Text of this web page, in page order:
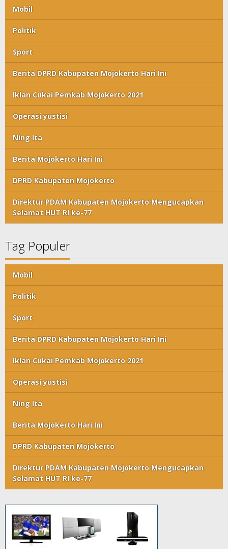
Mobil
Politik
Sport
Berita DPRD Kabupaten Mojokerto Hari Ini
Iklan Cukai Pemkab Mojokerto 2021
Operasi yustisi
Ning Ita
Berita Mojokerto Hari Ini
DPRD Kabupaten Mojokerto
Direktur PDAM Kabupaten Mojokerto Mengucapkan
Selamat HUT RI ke-77
Tag Populer
Mobil
Politik
Sport
Berita DPRD Kabupaten Mojokerto Hari Ini
Iklan Cukai Pemkab Mojokerto 2021
Operasi yustisi
Ning Ita
Berita Mojokerto Hari Ini
DPRD Kabupaten Mojokerto
Direktur PDAM Kabupaten Mojokerto Mengucapkan
Selamat HUT RI ke-77